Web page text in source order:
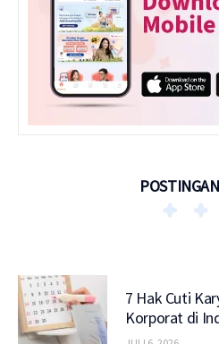
7 Hak Cuti
Korporat di